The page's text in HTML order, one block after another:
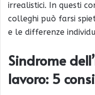
irrealistici. In questi
colleghi può farsi
e le differenze
Sindrome
lavoro: 5